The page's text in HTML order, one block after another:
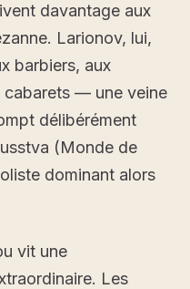
davantage aux
Larionov, lui,
barbiers, aux
cabarets — une veine
délibérément
(Monde de
dominant alors
vit une
Les